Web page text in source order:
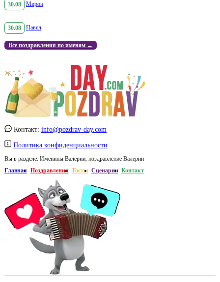
30.08 Мирон
30.08 Павел
Все поздравления по именам →
Контакт: info@pozdrav-day.com
Политика конфиденциальности
Вы в разделе: Именины Валерии, поздравление Валерии
Главная Поздравления Тосты Сценарии Контакт